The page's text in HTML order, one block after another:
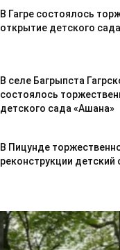
В Гагре состоялось
открытие детского
В селе Багрыпста
состоялось
детского сада «Ашана»
В Пицунде
реконструкции детский